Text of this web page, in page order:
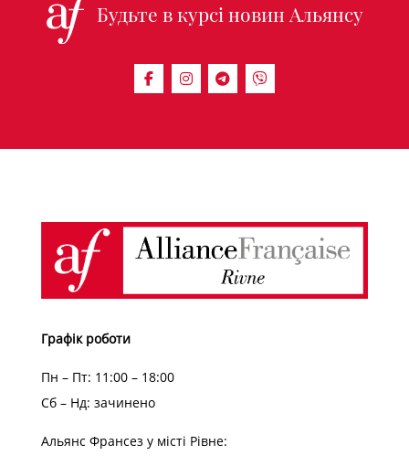
Будьте в курсі новин Альянсу
Графік роботи
Пн – Пт: 11:00 – 18:00
Сб – Нд: зачинено
Альянс Франсез у місті Рівне: